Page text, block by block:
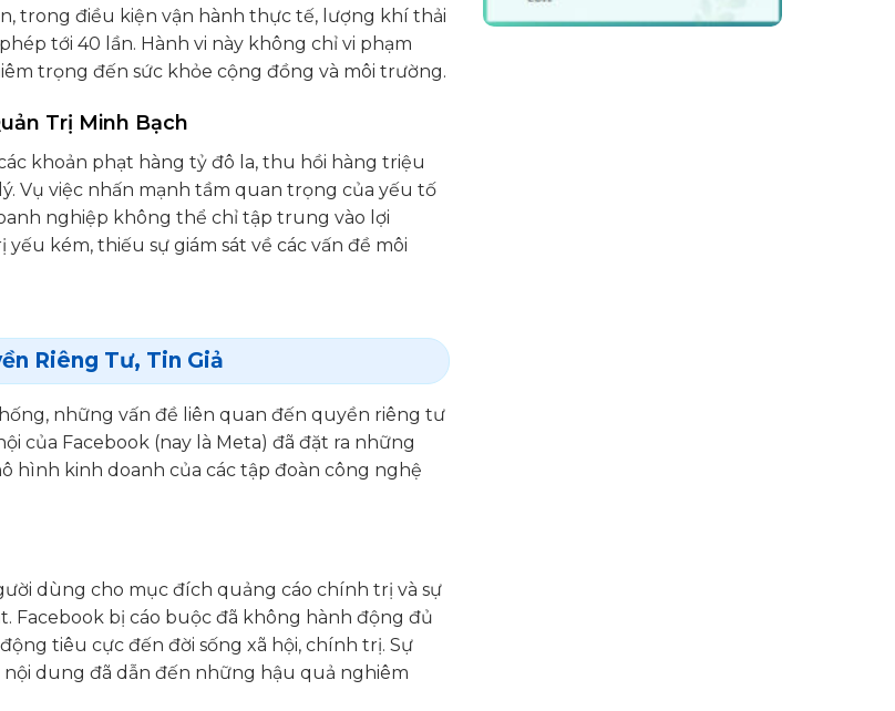
trong điều kiện vận hành thực tế, lượng khí thải
tới 40 lần. Hành vi này không chỉ vi phạm
trọng đến sức khỏe cộng đồng và môi trường.
Trị Minh Bạch
khoản phạt hàng tỷ đô la, thu hồi hàng triệu
Vụ việc nhấn mạnh tầm quan trọng của yếu tố
nghiệp không thể chỉ tập trung vào lợi
kém, thiếu sự giám sát về các vấn đề môi
Riêng Tư, Tin Giả
những vấn đề liên quan đến quyền riêng tư
của Facebook (nay là Meta) đã đặt ra những
hình kinh doanh của các tập đoàn công nghệ
dùng cho mục đích quảng cáo chính trị và sự
Facebook bị cáo buộc đã không hành động đủ
tiêu cực đến đời sống xã hội, chính trị. Sự
dung đã dẫn đến những hậu quả nghiêm